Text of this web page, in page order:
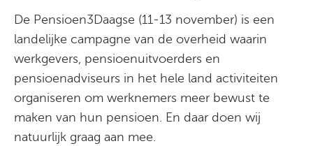
De Pensioen3Daagse (11-13 november) is een
landelijke campagne van de overheid waarin
werkgevers, pensioenuitvoerders en
pensioenadviseurs in het hele land activiteiten
organiseren om werknemers meer bewust te
maken van hun pensioen. En daar doen wij
natuurlijk graag aan mee.